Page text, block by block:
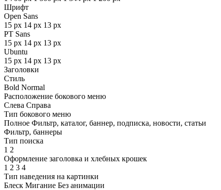
Шрифт
Open Sans
15 px 14 px 13 px
PT Sans
15 px 14 px 13 px
Ubuntu
15 px 14 px 13 px
Заголовки
Стиль
Bold Normal
Расположение бокового меню
Слева Справа
Тип бокового меню
Полное Фильтр, каталог, баннер, подписка, новости, статьи
Фильтр, баннеры
Тип поиска
1 2
Оформление заголовка и хлебных крошек
1 2 3 4
Тип наведения на картинки
Блеск Мигание Без анимации